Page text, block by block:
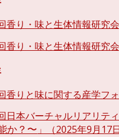
香り・味と生体情報研究
香り・味と生体情報研究
香りと味に関する産学フ
日本バーチャルリアリテ
か？〜 」（2025年9月17